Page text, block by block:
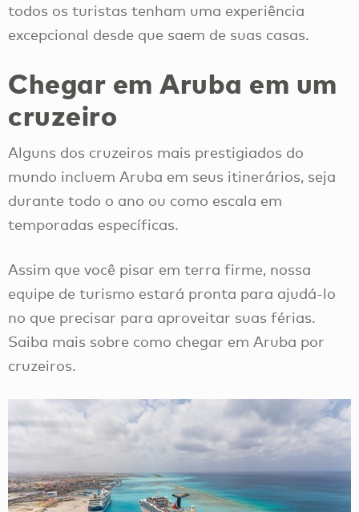
todos os turistas tenham uma experiência
excepcional desde que saem de suas casas.
Chegar em Aruba em um
cruzeiro
Alguns dos cruzeiros mais prestigiados do
mundo incluem Aruba em seus itinerários, seja
durante todo o ano ou como escala em
temporadas específicas.
Assim que você pisar em terra firme, nossa
equipe de turismo estará pronta para ajudá-lo
no que precisar para aproveitar suas férias.
Saiba mais sobre como chegar em Aruba por
cruzeiros.